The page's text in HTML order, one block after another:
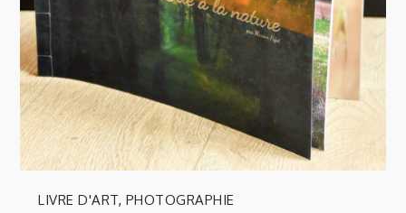
LIVRE D'ART, PHOTOGRAPHIE